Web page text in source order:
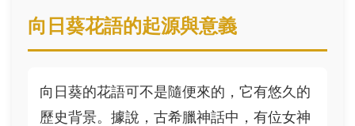
向日葵花語的起源與意義
向日葵的花語可不是隨便來的，它有悠久的
歷史背景。據說，古希臘神話中，有位女神